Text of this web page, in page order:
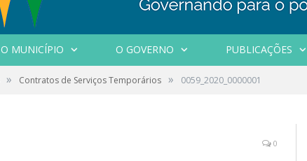
O MUNICÍPIO O GOVERNO PUBLICAÇÕES
» Contratos de Serviços Temporários » 0059_2020_0000001
0